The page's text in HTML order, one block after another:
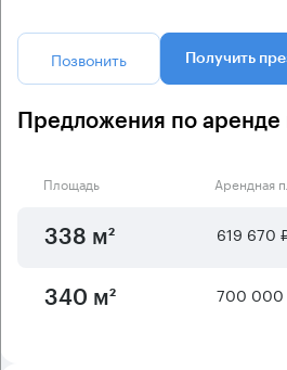
Позвонить Получить
Предложения по аренде
Площадь Арендная
338 м² 619 670
340 м² 700 000